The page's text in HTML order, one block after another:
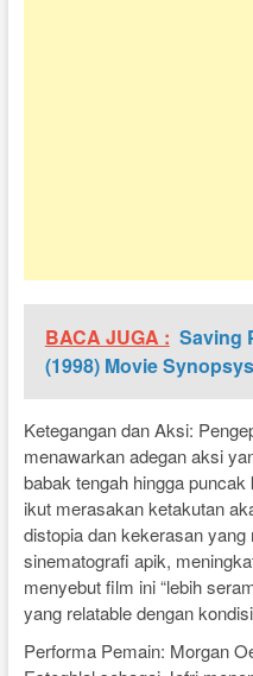
BACA JUGA : Saving
(1998) Movie Synopsys
Ketegangan dan Aksi:
menawarkan adegan aksi
babak tengah hingga
ikut merasakan ketakutan
distopia dan kekerasan
sinematografi apik,
menyebut film ini “lebih
yang relatable dengan
Performa Pemain: Morgan